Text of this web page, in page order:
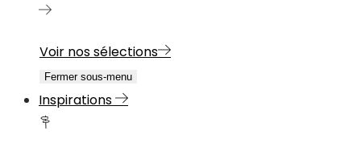
Voir nos sélections
Fermer sous-menu
Inspirations